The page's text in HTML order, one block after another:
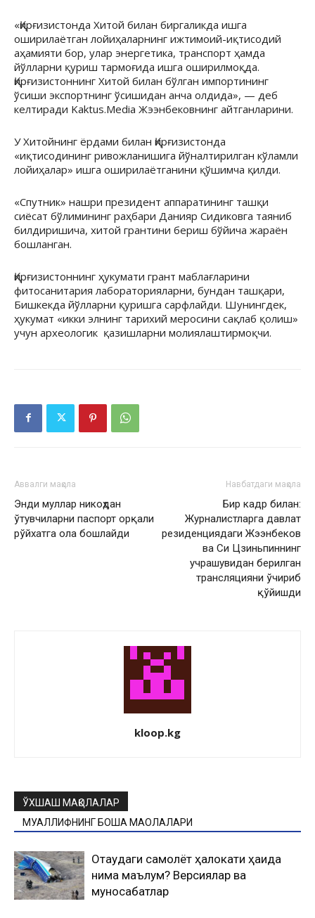
«Қирғизистонда Хитой билан биргаликда ишга
оширилаётган лойиҳаларнинг ижтимоий-иқтисодий
аҳамияти бор, улар энергетика, транспорт ҳамда
йўлларни қуриш тармоғида ишга оширилмоқда.
Қирғизистоннинг Хитой билан бўлган импортининг
ўсиши экспортнинг ўсишидан анча олдида», — деб
келтиради Kaktus.Media Жээнбековнинг айтганларини.
У Хитойнинг ёрдами билан Қирғизистонда
«иқтисодининг ривожланишига йўналтирилган кўламли
лойиҳалар» ишга оширилаётганини қўшимча қилди.
«Спутник» нашри президент аппаратининг ташқи
сиёсат бўлимининг раҳбари Данияр Сидиковга таяниб
билдиришича, хитой грантини бериш бўйича жараён
бошланган.
Қирғизистоннинг ҳукумати грант маблағларини
фитосанитария лабораторияларни, бундан ташқари,
Бишкекда йўлларни қуришга сарфлайди. Шунингдек,
ҳукумат «икки элнинг тарихий меросини сақлаб қолиш»
учун археологик қазишларни молиялаштирмоқчи.
Аввалги мақола
Энди муллар никоҳдан
ўтувчиларни паспорт орқали
рўйхатга ола бошлайди
Навбатдаги мақола
Бир кадр билан:
Журналистларга давлат
резиденциядаги Жээнбеков
ва Си Цзиньпиннинг
учрашувидан берилган
трансляцияни ўчириб
қўйишди
kloop.kg
ЎХШАШ МАҚОЛАЛАР
МУАЛЛИФНИНГ БОШҚА МАҚОЛАЛАРИ
Оқтаудаги самолёт ҳалокати ҳақида
нима маълум? Версиялар ва
муносабатлар